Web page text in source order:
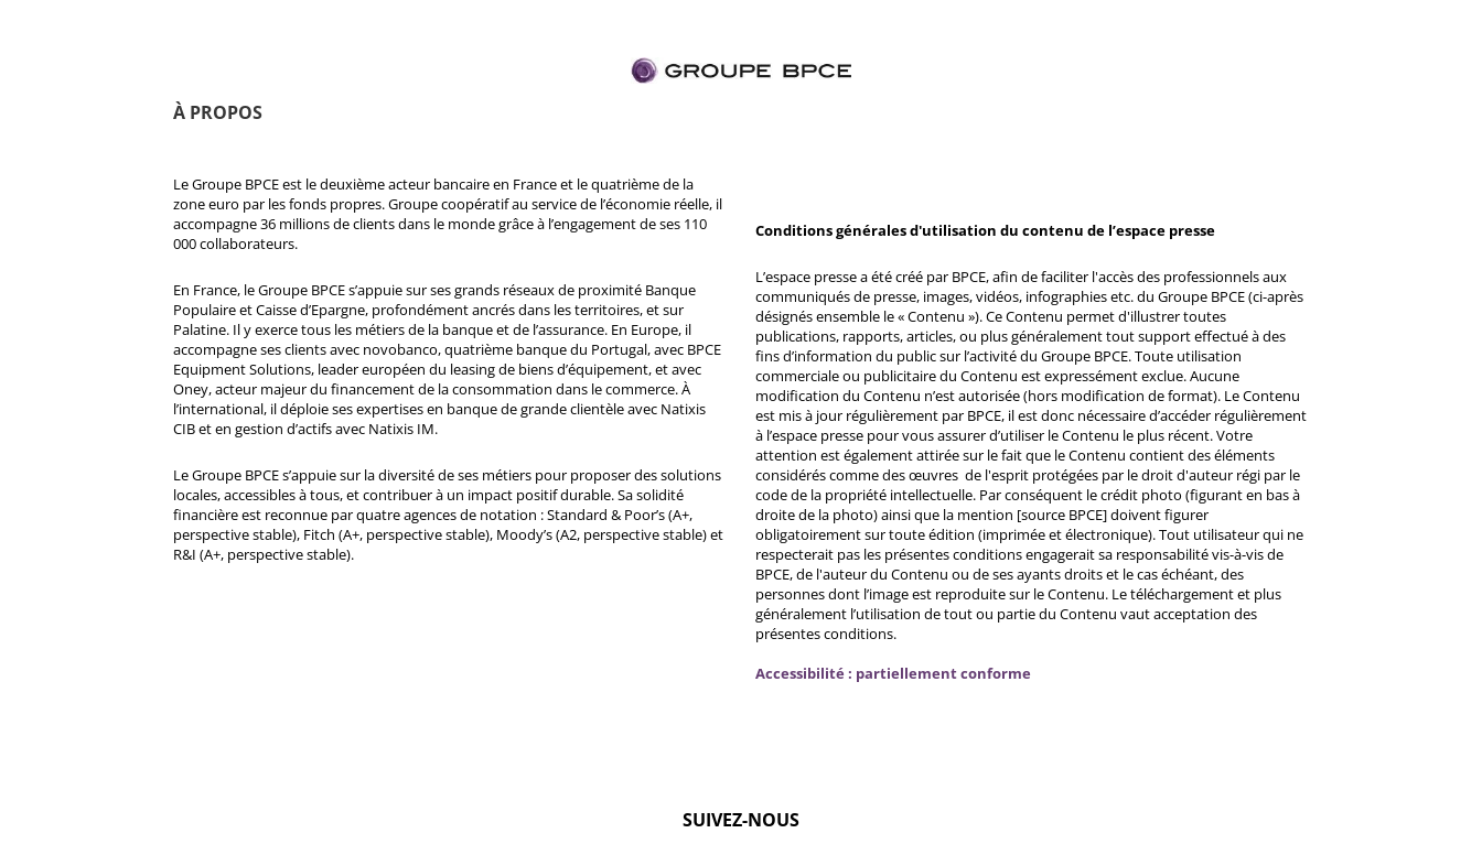
À PROPOS
Le Groupe BPCE est le deuxième acteur bancaire en France et le quatrième de la
zone euro par les fonds propres. Groupe coopératif au service de l’économie réelle, il
accompagne 36 millions de clients dans le monde grâce à l’engagement de ses 110
000 collaborateurs.
En France, le Groupe BPCE s’appuie sur ses grands réseaux de proximité Banque
Populaire et Caisse d’Epargne, profondément ancrés dans les territoires, et sur
Palatine. Il y exerce tous les métiers de la banque et de l’assurance. En Europe, il
accompagne ses clients avec novobanco, quatrième banque du Portugal, avec BPCE
Equipment Solutions, leader européen du leasing de biens d’équipement, et avec
Oney, acteur majeur du financement de la consommation dans le commerce. À
l’international, il déploie ses expertises en banque de grande clientèle avec Natixis
CIB et en gestion d’actifs avec Natixis IM.
Le Groupe BPCE s’appuie sur la diversité de ses métiers pour proposer des solutions
locales, accessibles à tous, et contribuer à un impact positif durable. Sa solidité
financière est reconnue par quatre agences de notation : Standard & Poor’s (A+,
perspective stable), Fitch (A+, perspective stable), Moody’s (A2, perspective stable) et
R&I (A+, perspective stable).
Conditions générales d'utilisation du contenu de l’espace presse
L’espace presse a été créé par BPCE, afin de faciliter l'accès des professionnels aux
communiqués de presse, images, vidéos, infographies etc. du Groupe BPCE (ci-après
désignés ensemble le « Contenu »). Ce Contenu permet d'illustrer toutes
publications, rapports, articles, ou plus généralement tout support effectué à des
fins d’information du public sur l’activité du Groupe BPCE. Toute utilisation
commerciale ou publicitaire du Contenu est expressément exclue. Aucune
modification du Contenu n’est autorisée (hors modification de format). Le Contenu
est mis à jour régulièrement par BPCE, il est donc nécessaire d’accéder régulièrement
à l’espace presse pour vous assurer d’utiliser le Contenu le plus récent. Votre
attention est également attirée sur le fait que le Contenu contient des éléments
considérés comme des œuvres de l'esprit protégées par le droit d'auteur régi par le
code de la propriété intellectuelle. Par conséquent le crédit photo (figurant en bas à
droite de la photo) ainsi que la mention [source BPCE] doivent figurer
obligatoirement sur toute édition (imprimée et électronique). Tout utilisateur qui ne
respecterait pas les présentes conditions engagerait sa responsabilité vis-à-vis de
BPCE, de l'auteur du Contenu ou de ses ayants droits et le cas échéant, des
personnes dont l’image est reproduite sur le Contenu. Le téléchargement et plus
généralement l’utilisation de tout ou partie du Contenu vaut acceptation des
présentes conditions.
Accessibilité : partiellement conforme
SUIVEZ-NOUS